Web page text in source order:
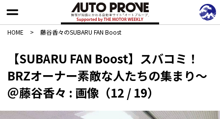
HOME > 藤谷香々のSUBARU FAN Boost
【SUBARU FAN Boost】スバコミ！
BRZオーナー素敵な人たちの集まり〜
＠藤谷香々 : 画像（12 / 19）